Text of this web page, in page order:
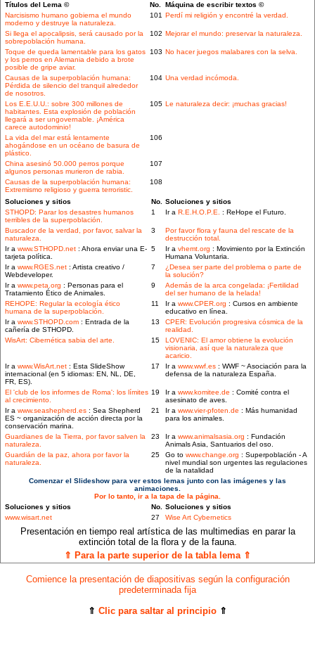
Títulos del Lema ©
No. Máquina de escribir textos ©
Narcisismo humano gobierna el mundo
moderno y destruye la naturaleza.
101 Perdí mi religión y encontré la verdad.
Si llega el apocalipsis, será causado por la
sobrepoblación humana.
102 Mejorar el mundo: preservar la naturaleza.
Toque de queda lamentable para los gatos
y los perros en Alemania debido a brote
posible de gripe aviar.
103 No hacer juegos malabares con la selva.
Causas de la superpoblación humana:
Pérdida de silencio del tranquil alrededor
de nosotros.
104 Una verdad incómoda.
Los E.E.U.U.: sobre 300 millones de
habitantes. Esta explosión de población
llegará a ser ungovernable. ¡América
carece autodominio!
105 Le naturaleza decir: ¡muchas gracias!
La vida del mar está lentamente
ahogándose en un océano de basura de
plástico.
106
China asesinó 50.000 perros porque
algunos personas murieron de rabia.
107
Causas de la superpoblación humana:
Extremismo religioso y guerra terroristic.
108
Soluciones y sitios No. Soluciones y sitios
STHOPD: Parar los desastres humanos
terribles de la superpoblación.
1 Ir a R.E.H.O.P.E. : ReHope el Futuro.
Buscador de la verdad, por favor, salvar la
naturaleza.
3
Por favor flora y fauna del rescate de la
destrucción total.
Ir a www.STHOPD.net : Ahora enviar una E-
tarjeta política.
5 Ir a vhemt.org : Movimiento por la Extinción
Humana Voluntaria.
Ir a www.RGES.net : Artista creativo /
Webdeveloper.
7
¿Desea ser parte del problema o parte de
la solución?
Ir a www.peta.org : Personas para el
Tratamiento Ético de Animales.
9
Además de la arca congelada: ¡Fertilidad
del ser humano de la helada!
REHOPE: Regular la ecología ético
humana de la superpoblación.
11 Ir a www.CPER.org : Cursos en ambiente
educativo en línea.
Ir a www.STHOPD.com : Entrada de la
cañería de STHOPD.
13
CPER: Evolución progresiva cósmica de la
realidad.
WisArt: Cibernética sabia del arte.
15
LOVENIC: El amor obtiene la evolución
visionaria, así que la naturaleza que
acaricio.
Ir a www.WisArt.net : Esta SlideShow
internacional (en 5 idiomas: EN, NL, DE,
FR, ES).
17 Ir a www.wwf.es : WWF ~ Asociación para la
defensa de la naturaleza España.
El 'club de los informes de Roma': los límites
al crecimiento.
19 Ir a www.komitee.de : Comité contra el
asesinato de aves.
Ir a www.seashepherd.es : Sea Shepherd
ES ~ organización de acción directa por la
conservación marina.
21 Ir a www.vier-pfoten.de : Más humanidad
para los animales.
Guardianes de la Tierra, por favor salven la
naturaleza.
23 Ir a www.animalsasia.org : Fundación
Animals Asia, Santuarios del oso.
Guardián de la paz, ahora por favor la
naturaleza.
25 Go to www.change.org : Superpoblación - A
nivel mundial son urgentes las regulaciones
de la natalidad
Comenzar el Slideshow para ver estos lemas junto con las imágenes y las
animaciones.
Por lo tanto, ir a la tapa de la página.
Soluciones y sitios
No. Soluciones y sitios
www.wisart.net
27 Wise Art Cybernetics
Presentación en tiempo real artística de las multimedias en parar la
extinción total de la flora y de la fauna.
⇑ Para la parte superior de la tabla lema ⇑
Comience la presentación de diapositivas según la configuración
predeterminada fija
⇑ Clic para saltar al principio ⇑